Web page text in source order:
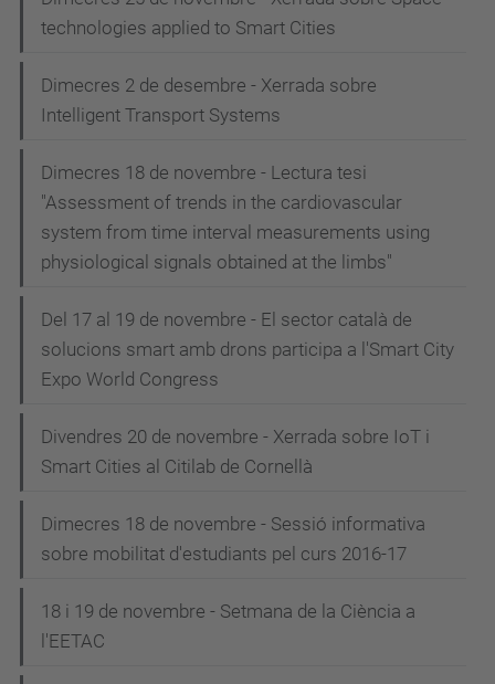
technologies applied to Smart Cities
Dimecres 2 de desembre - Xerrada sobre
Intelligent Transport Systems
Dimecres 18 de novembre - Lectura tesi
"Assessment of trends in the cardiovascular
system from time interval measurements using
physiological signals obtained at the limbs"
Del 17 al 19 de novembre - El sector català de
solucions smart amb drons participa a l'Smart City
Expo World Congress
Divendres 20 de novembre - Xerrada sobre IoT i
Smart Cities al Citilab de Cornellà
Dimecres 18 de novembre - Sessió informativa
sobre mobilitat d'estudiants pel curs 2016-17
18 i 19 de novembre - Setmana de la Ciència a
l'EETAC